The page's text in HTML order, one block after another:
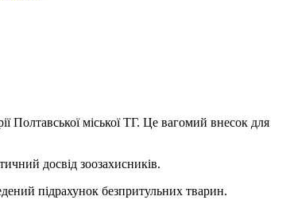
Полтавської міської ТГ. Це вагомий внесок для
досвід зоозахисників.
підрахунок безпритульних тварин.